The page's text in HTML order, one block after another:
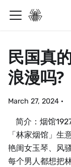
民国真
浪漫吗?
March 27, 2024 ·
简介：烟馆
「林家烟馆」生
艳闺女玉琴、风
每个男人都想把